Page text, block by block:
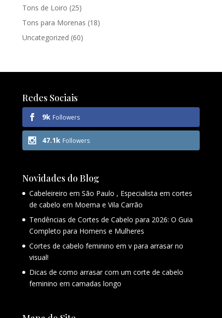
Tons de Loiro (25)
Tons para Morenas (18)
Uncategorized (60)
Redes Sociais
9k Followers
47.1k Followers
Novidades do Blog
Cabeleireiro em São Paulo , Especialista em cortes
de cabelo em Moema e Vila Carrão
Tendências de Cortes de Cabelo para 2026: O Guia
Completo para Homens e Mulheres
Cortes de cabelo feminino em v para arrasar no
visual!
Dicas de como arrasar com um corte de cabelo
feminino em camadas longo